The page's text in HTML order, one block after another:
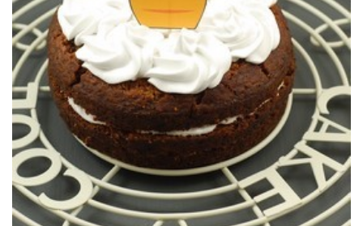
CARROT CAKE VEGAN, CHANTILLY
CRÈME COCO (sans gluten)
Un carrot cake vegan et sans gluten qui plaira à tous, ça se tente
non?